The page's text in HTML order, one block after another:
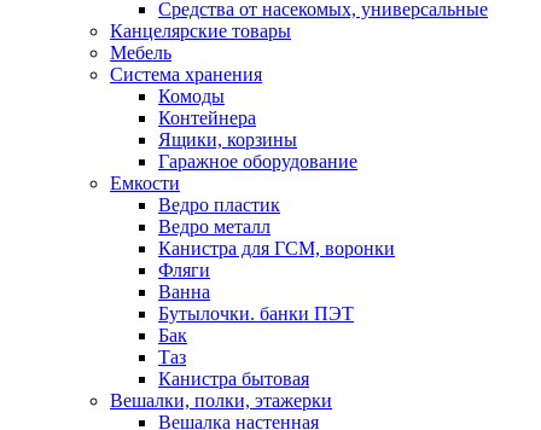
Средства от насекомых, универсальные
Канцелярские товары
Мебель
Система хранения
Комоды
Контейнера
Ящики, корзины
Гаражное оборудование
Емкости
Ведро пластик
Ведро металл
Канистра для ГСМ, воронки
Фляги
Ванна
Бутылочки. банки ПЭТ
Бак
Таз
Канистра бытовая
Вешалки, полки, этажерки
Вешалка настенная